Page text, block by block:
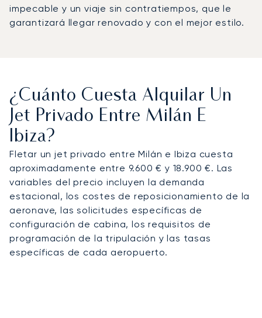
impecable y un viaje sin contratiempos, que le
garantizará llegar renovado y con el mejor estilo.
¿Cuánto Cuesta Alquilar Un
Jet Privado Entre Milán E
Ibiza?
Fletar un jet privado entre Milán e Ibiza cuesta
aproximadamente entre 9.600 € y 18.900 €. Las
variables del precio incluyen la demanda
estacional, los costes de reposicionamiento de la
aeronave, las solicitudes específicas de
configuración de cabina, los requisitos de
programación de la tripulación y las tasas
específicas de cada aeropuerto.